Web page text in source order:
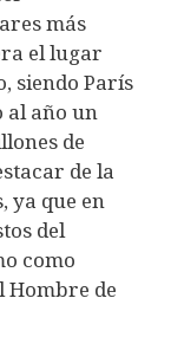
más
el lugar
siendo París
al año un
de
de la
ya que en
del
como
Hombre de